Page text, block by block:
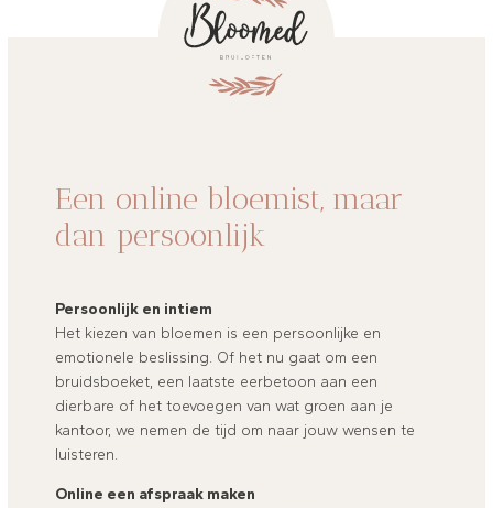
Een online bloemist, maar
dan persoonlijk
Persoonlijk en intiem
Het kiezen van bloemen is een persoonlijke en
emotionele beslissing. Of het nu gaat om een
bruidsboeket, een laatste eerbetoon aan een
dierbare of het toevoegen van wat groen aan je
kantoor, we nemen de tijd om naar jouw wensen te
luisteren.
Online een afspraak maken